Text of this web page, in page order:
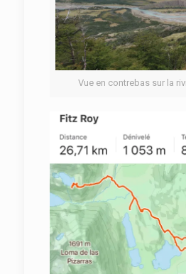
Vue en contrebas sur la